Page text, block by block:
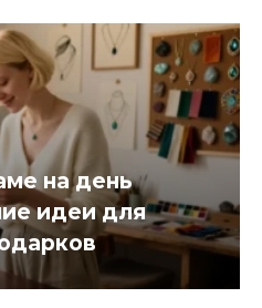
на день
идеи для